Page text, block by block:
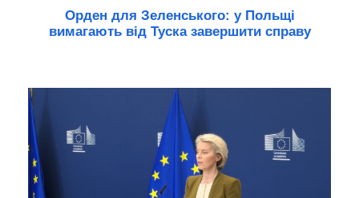
Орден для Зеленського: у Польщі
вимагають від Туска завершити справу